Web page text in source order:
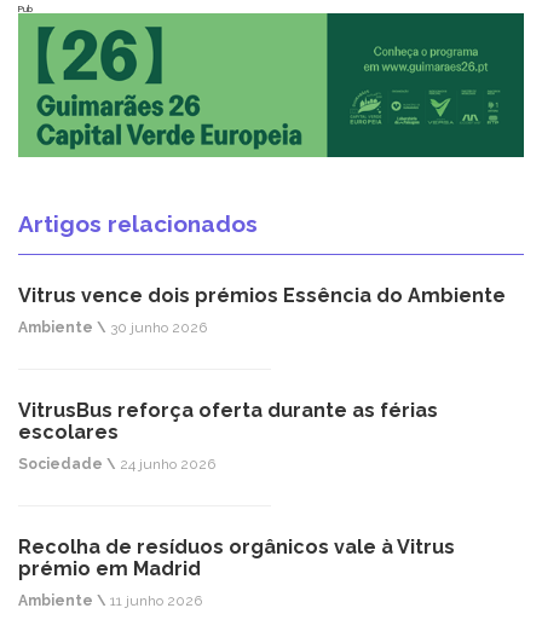
Pub
Artigos relacionados
Vitrus vence dois prémios Essência do Ambiente
Ambiente \ 30 junho 2026
VitrusBus reforça oferta durante as férias
escolares
Sociedade \ 24 junho 2026
Recolha de resíduos orgânicos vale à Vitrus
prémio em Madrid
Ambiente \ 11 junho 2026